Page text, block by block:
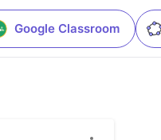
Google Classroom